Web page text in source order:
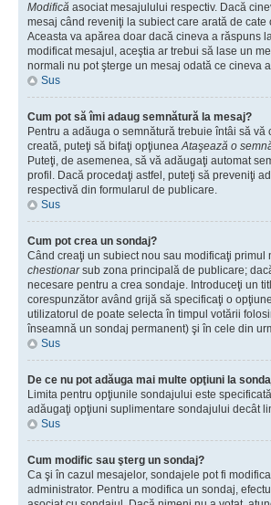
Modifică asociat mesajulului respectiv. Dacă
mesaj când reveniţi la subiect care arată de
Aceasta va apărea doar dacă cineva a răspuns
modificat mesajul, aceştia ar trebui să lase un
normali nu pot şterge un mesaj odată ce cineva
Sus
Cum pot să îmi adaug semnătură la mesaj?
Pentru a adăuga o semnătură trebuie întâi să
creată, puteţi să bifaţi opţiuneaAtaşează o
Puteţi, de asemenea, să vă adăugaţi automat
profil. Dacă procedaţi astfel, puteţi să preveniţi
respectivă din formularul de publicare.
Sus
Cum pot crea un sondaj?
Când creaţi un subiect nou sau modificaţi
chestionarsub zona principală de publicare;
necesare pentru a crea sondaje. Introduceţi un
corespunzător având grijă să specificaţi o
utilizatorul de poate selecta în timpul votării
înseamnă un sondaj permanent) şi în cele din
Sus
De ce nu pot adăuga mai multe opţiuni la
Limita pentru opţiunile sondajului este
adăugaţi opţiuni suplimentare sondajului decât
Sus
Cum modific sau şterg un sondaj?
Ca şi în cazul mesajelor, sondajele pot fi
administrator. Pentru a modifica un sondaj,